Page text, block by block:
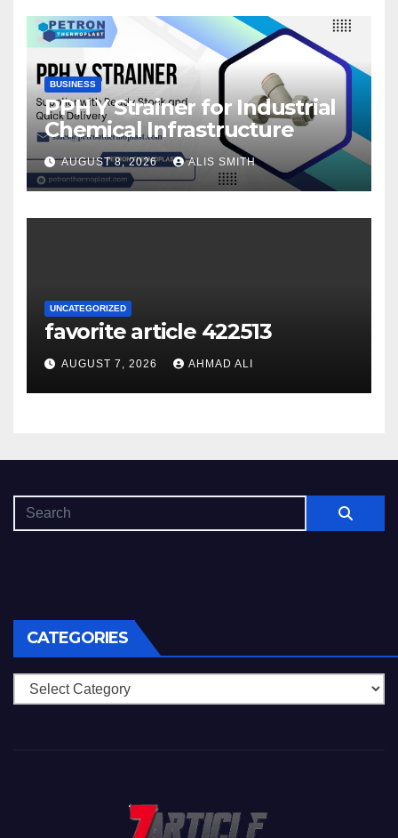
BUSINESS
PPH Y Strainer for Industrial
Chemical Infrastructure
AUGUST 8, 2026 ALIS SMITH
UNCATEGORIZED
favorite article 422513
AUGUST 7, 2026 AHMAD ALI
CATEGORIES
Categories